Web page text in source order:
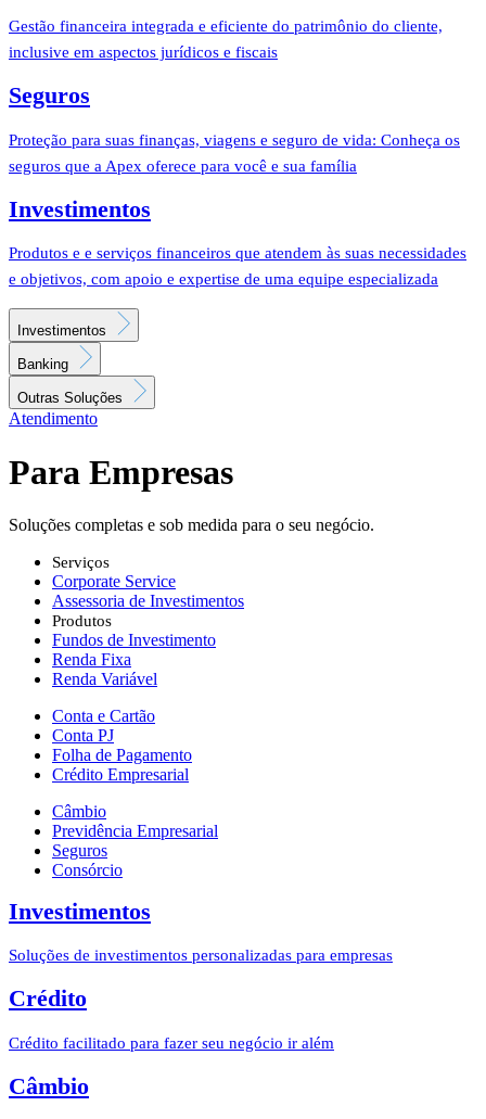
Gestão financeira integrada e eficiente do patrimônio do cliente,
inclusive em aspectos jurídicos e fiscais
Seguros
Proteção para suas finanças, viagens e seguro de vida: Conheça os
seguros que a Apex oferece para você e sua família
Investimentos
Produtos e e serviços financeiros que atendem às suas necessidades
e objetivos, com apoio e expertise de uma equipe especializada
Investimentos
Banking
Outras Soluções
Atendimento
Para Empresas
Soluções completas e sob medida para o seu negócio.
Serviços
Corporate Service
Assessoria de Investimentos
Produtos
Fundos de Investimento
Renda Fixa
Renda Variável
Conta e Cartão
Conta PJ
Folha de Pagamento
Crédito Empresarial
Câmbio
Previdência Empresarial
Seguros
Consórcio
Investimentos
Soluções de investimentos personalizadas para empresas
Crédito
Crédito facilitado para fazer seu negócio ir além
Câmbio